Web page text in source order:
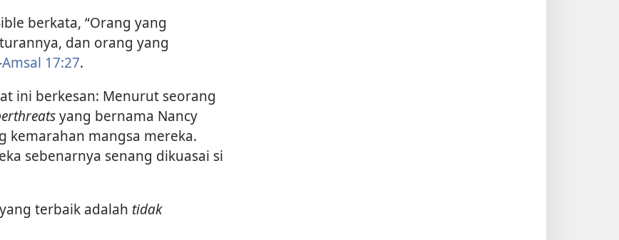
berkata, “Orang yang
dan orang yang
Amsal 17:27.
ini berkesan: Menurut seorang
yang bernama Nancy
kemarahan mangsa mereka.
sebenarnya senang dikuasai si
terbaik adalah tidak